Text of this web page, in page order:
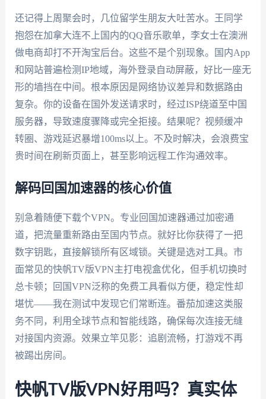
还记得上周聚会时，几位留学生朋友大吐苦水。王同学
抱怨在加拿大连不上国内的QQ音乐歌单，李女士在澳洲
做电商却打不开淘宝后台。这些不是个别现象。国内App
和网站普遍检测IP地域，海外登录自动屏蔽，好比一座无
形的墙挡在中间。根本原因是网络协议差异和数据路由
复杂。你的设备在国外发送请求时，经过ISP绕道至中国
服务器，导致速度骤降或完全拒接。结果呢？视频缓冲
转圈、游戏延迟暴增100ms以上。不及时解决，会浪费宝
贵时间在刷新页面上，甚至影响远程工作沟通效率。
解码回国加速器的核心价值
别急着随便下载个VPN。专业回国加速器通过加密通
道，把流量重新路由至国内节点。就好比你获得了一把
数字钥匙，直接解锁所有区域锁。关键是选对工具。市
面常见的快帆TV版VPN主打电视盒优化，但手机切换时
总卡顿；回国VPN泛称的免费工具看似方便，稳定性却
堪忧——我在测试中发现它们常断连。番茄加速这类服
务不同，利用全球节点和智能线路，确保每次连接无缝
对接国内资源。效果立竿见影：追剧流畅，打游戏不再
被踢出房间。
快帆TV版VPN好用吗？真实体